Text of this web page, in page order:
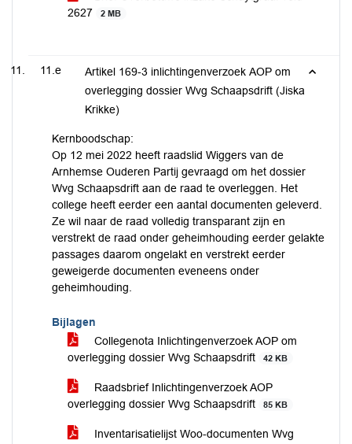
2627
2 MB
11.e
Artikel 169-3 inlichtingenverzoek AOP om
overlegging dossier Wvg Schaapsdrift (Jiska
Krikke)
Kernboodschap:
Op 12 mei 2022 heeft raadslid Wiggers van de
Arnhemse Ouderen Partij gevraagd om het dossier
Wvg Schaapsdrift aan de raad te overleggen. Het
college heeft eerder een aantal documenten geleverd.
Ze wil naar de raad volledig transparant zijn en
verstrekt de raad onder geheimhouding eerder gelakte
passages daarom ongelakt en verstrekt eerder
geweigerde documenten eveneens onder
geheimhouding.
Bijlagen
Collegenota Inlichtingenverzoek AOP om
overlegging dossier Wvg Schaapsdrift
42 KB
Raadsbrief Inlichtingenverzoek AOP
overlegging dossier Wvg Schaapsdrift
85 KB
Inventarisatielijst Woo-documenten Wvg